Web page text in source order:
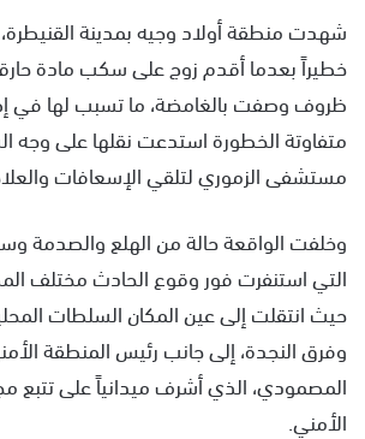
ن
ي
ا
شهدت منطقة أولاد وجيه بمدينة القنيطرة،
خطيراً بعدما أقدم زوج على سكب مادة
ظروف وصفت بالغامضة، ما تسبب لها في
متفاوتة الخطورة استدعت نقلها على وجه
مستشفى الزموري لتلقي الإسعافات
وخلفت الواقعة حالة من الهلع والصدمة
التي استنفرت فور وقوع الحادث مختلف
حيث انتقلت إلى عين المكان السلطات
وفرق النجدة، إلى جانب رئيس المنطقة
المصمودي، الذي أشرف ميدانياً على تتبع
الأمني.